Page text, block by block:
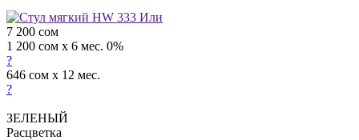
7 200 сом
1 200 сом x 6 мес. 0%
?
646 сом x 12 мес.
?
ЗЕЛЕНЫЙ
Расцветка